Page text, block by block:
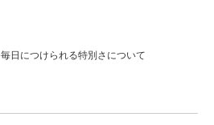
毎日につけられる特別さについて